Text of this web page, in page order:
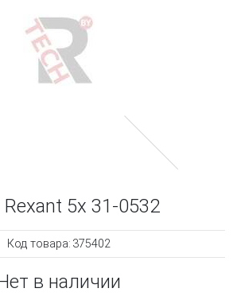
5х 31-0532
Код товара: 375402
в наличии